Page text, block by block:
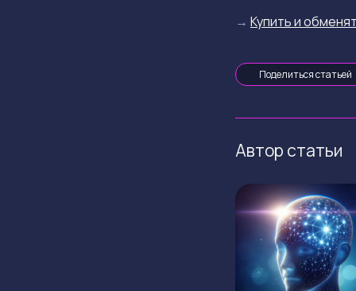
→ Купить и
Поделиться статьей
Автор статьи